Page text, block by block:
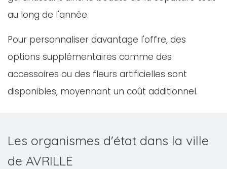
au long de l'année.
Pour personnaliser davantage l'offre, des
options supplémentaires comme des
accessoires ou des fleurs artificielles sont
disponibles, moyennant un coût additionnel.
Les organismes d'état dans la ville
de AVRILLE